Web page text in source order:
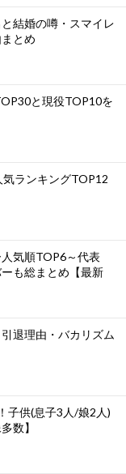
結婚の噂・スマイレ
とめ
と現役TOP10を
ランキングTOP12
気順TOP6～代表
も総まとめ【最新
退理由・バカリズム
子供(息子3人/娘2人)
数】